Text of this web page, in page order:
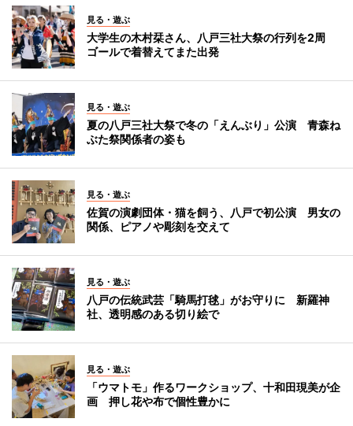
見る・遊ぶ
大学生の木村栞さん、八戸三社大祭の行列を2周
ゴールで着替えてまた出発
見る・遊ぶ
夏の八戸三社大祭で冬の「えんぶり」公演 青森ね
ぶた祭関係者の姿も
見る・遊ぶ
佐賀の演劇団体・猫を飼う、八戸で初公演 男女の
関係、ピアノや彫刻を交えて
見る・遊ぶ
八戸の伝統武芸「騎馬打毬」がお守りに 新羅神
社、透明感のある切り絵で
見る・遊ぶ
「ウマトモ」作るワークショップ、十和田現美が企
画 押し花や布で個性豊かに